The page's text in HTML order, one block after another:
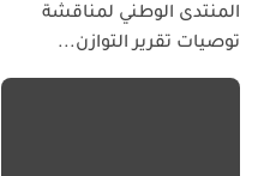
المنتدى الوطني لمناقشة
توصيات تقرير التوازن...